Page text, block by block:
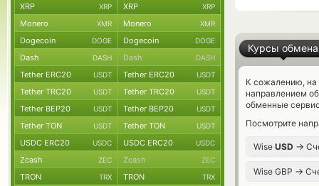
Курсы обмена
К сожалению, на
направлением
обменные
Посмотрите
Wise USD →
Wise GBP →
XRP XRP XRP XRP
Monero XMR Monero XMR
Dogecoin DOGE Dogecoin DOGE
Dash DASH Dash DASH
Tether ERC20 USDT Tether ERC20 USDT
Tether TRC20 USDT Tether TRC20 USDT
Tether BEP20 USDT Tether BEP20 USDT
Tether TON USDT Tether TON USDT
USDC ERC20 USDC USDC ERC20 USDC
Zcash ZEC Zcash ZEC
TRON TRX TRON TRX